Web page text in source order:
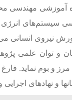
آموزشی
نیروی انسانی
و توان علمی
مرز و بوم
و نهادهای